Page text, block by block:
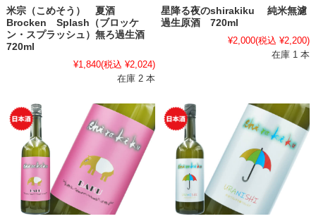
米宗（こめそう） 夏酒
Brocken Splash（ブロッケ
ン・スプラッシュ）無ろ過生酒
720ml
¥1,840(税込 ¥2,024)
在庫 2 本
星降る夜のshirakiku 純米無濾
過生原酒 720ml
¥2,000(税込 ¥2,200)
在庫 1 本